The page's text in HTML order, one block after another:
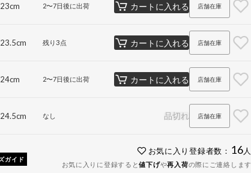
2〜7日後に出荷 カートに入れる 店舗在庫
残り3点 カートに入れる 店舗在庫
2〜7日後に出荷 カートに入れる 店舗在庫
なし 品切れ 店舗在庫
ガイド
お気に入り登録者数： 16 人
お気に入りに登録すると値下げや再入荷の際にご連絡します